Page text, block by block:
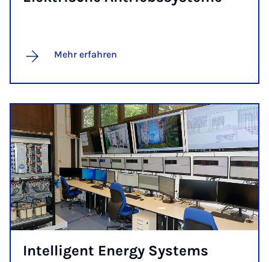
Mehr erfahren
In­tel­li­gent Ener­gy Sys­tems